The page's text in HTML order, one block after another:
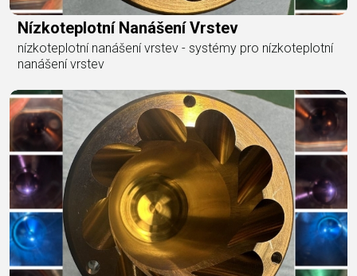
Nízkoteplotní Nanášení Vrstev
nízkoteplotní nanášení vrstev - systémy pro nízkoteplotní
nanášení vrstev